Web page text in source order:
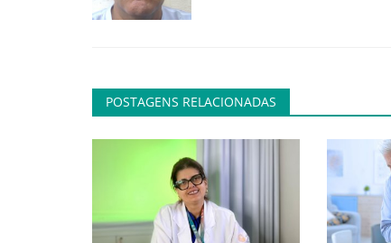
POSTAGENS RELACIONADAS
Como fugir do Google?
adrovando Jul 13, 2026
Para substituir a busca, é fácil. A busca do
piorado muito significativamente...